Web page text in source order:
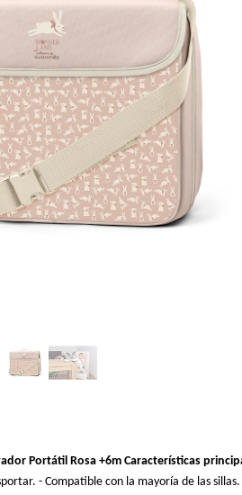
Portátil Rosa +6m Características
- Compatible con la mayoría de las